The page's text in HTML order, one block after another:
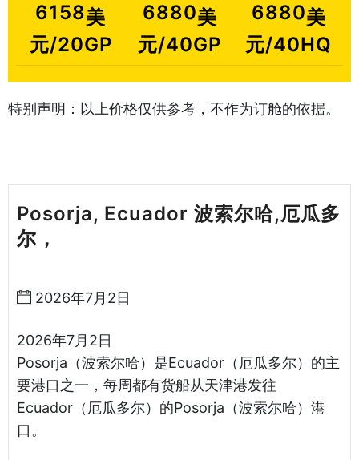
6158美
元/20GP
6880美
元/40GP
6880美
元/40HQ
特别声明：以上价格仅供参考，不作为订舱的依据。
Posorja, Ecuador 波索尔哈,厄瓜多
尔，
2026年7月2日
2026年7月2日
Posorja（波索尔哈）是Ecuador（厄瓜多尔）的主
要港口之一，每周都有货船从天津港发往
Ecuador（厄瓜多尔）的Posorja（波索尔哈）港
口。